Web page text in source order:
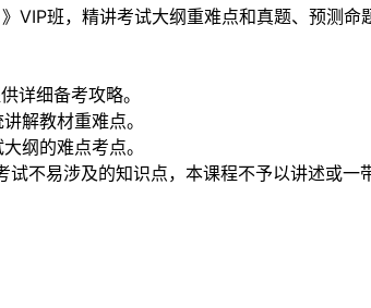
VIP班，精讲考试大纲重难点和真题、预测
详细备考攻略。
解教材重难点。
纲的难点考点。
不易涉及的知识点，本课程不予以讲述或